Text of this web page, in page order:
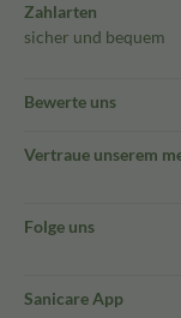
Zahlarten
sicher und bequem
Bewerte uns
Vertraue unserem
Folge uns
Sanicare App